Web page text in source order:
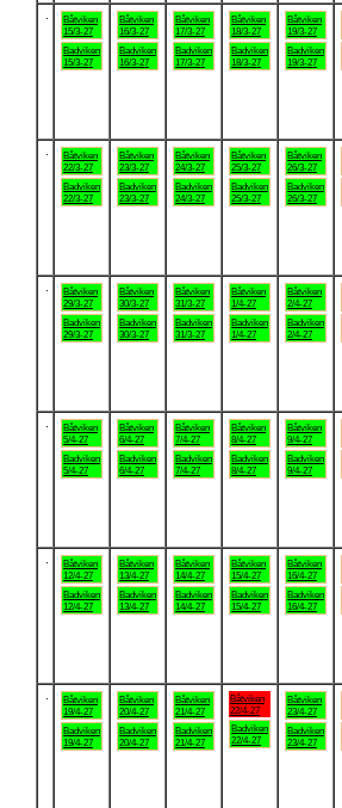
Båtviken
15/3-27
Badviken
15/3-27
Båtviken
16/3-27
Badviken
16/3-27
Båtviken
17/3-27
Badviken
17/3-27
Båtviken
18/3-27
Badviken
18/3-27
Båtviken
19/3-27
Badviken
19/3-27
Båtviken
22/3-27
Badviken
22/3-27
Båtviken
23/3-27
Badviken
23/3-27
Båtviken
24/3-27
Badviken
24/3-27
Båtviken
25/3-27
Badviken
25/3-27
Båtviken
26/3-27
Badviken
26/3-27
Båtviken
29/3-27
Badviken
29/3-27
Båtviken
30/3-27
Badviken
30/3-27
Båtviken
31/3-27
Badviken
31/3-27
Båtviken
1/4-27
Badviken
1/4-27
Båtviken
2/4-27
Badviken
2/4-27
Båtviken
5/4-27
Badviken
5/4-27
Båtviken
6/4-27
Badviken
6/4-27
Båtviken
7/4-27
Badviken
7/4-27
Båtviken
8/4-27
Badviken
8/4-27
Båtviken
9/4-27
Badviken
9/4-27
Båtviken
12/4-27
Badviken
12/4-27
Båtviken
13/4-27
Badviken
13/4-27
Båtviken
14/4-27
Badviken
14/4-27
Båtviken
15/4-27
Badviken
15/4-27
Båtviken
16/4-27
Badviken
16/4-27
Båtviken
19/4-27
Badviken
19/4-27
Båtviken
20/4-27
Badviken
20/4-27
Båtviken
21/4-27
Badviken
21/4-27
Båtviken
22/4-27
Badviken
22/4-27
Båtviken
23/4-27
Badviken
23/4-27